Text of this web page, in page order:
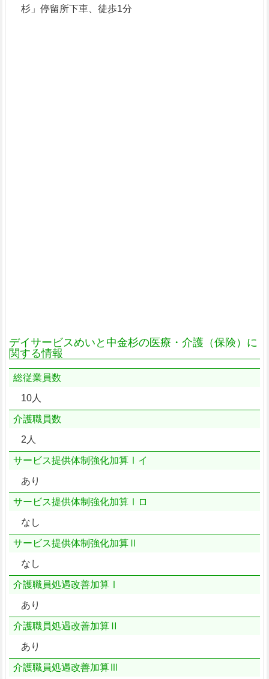
杉」停留所下車、徒歩1分
デイサービスめいと中金杉の医療・介護（保険）に
関する情報
総従業員数
10人
介護職員数
2人
サービス提供体制強化加算Ⅰイ
あり
サービス提供体制強化加算Ⅰロ
なし
サービス提供体制強化加算Ⅱ
なし
介護職員処遇改善加算Ⅰ
あり
介護職員処遇改善加算Ⅱ
あり
介護職員処遇改善加算Ⅲ